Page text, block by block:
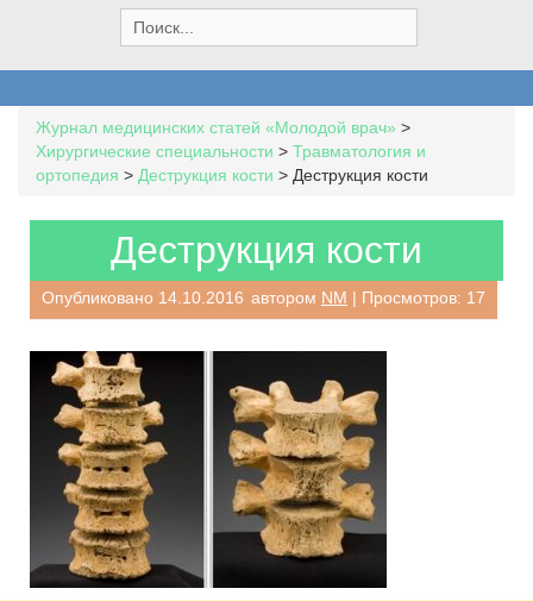
e
a
h
f
o
:
Журнал медицинских статей «Молодой врач» >
Хирургические специальности > Травматология и
ортопедия > Деструкция кости > Деструкция кости
Деструкция кости
Опубликовано 14.10.2016 автором NM | Просмотров: 17